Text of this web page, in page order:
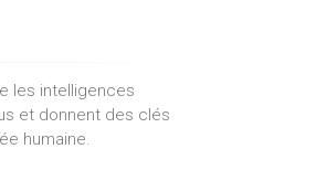
les intelligences
et donnent des clés
humaine.